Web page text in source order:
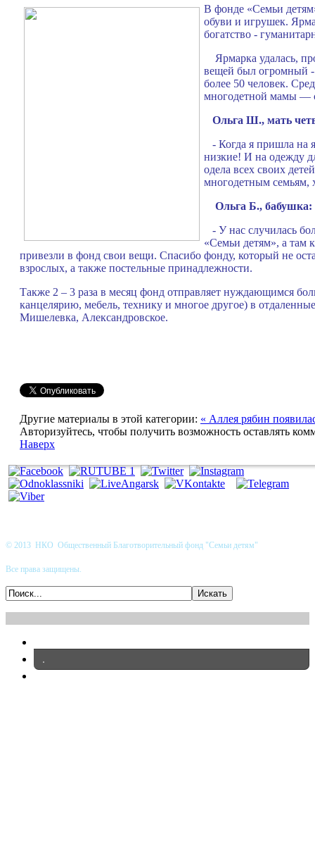
В фонде «Семьи
обуви и игрушек.
богатство -
Ярмарка удалась,
вещей был огромный -
более 50 человек.
многодетной мамы —
Ольга Ш., мать
- Когда я пришла на
низкие! И на одежду
одела всех своих
многодетным семьям,
Ольга Б., бабушка:
- У нас случилась
«Семьи детям», а там
привезли в фонд свои вещи. Спасибо фонду, который не
взрослых, а также постельные принадлежности.
Также 2 – 3 раза в месяц фонд отправляет нуждающимся
канцелярию, мебель, технику и многое другое) в
Мишелевка, Александровское.
Другие материалы в этой категории: « Аллея рябин
Авторизуйтесь, чтобы получить возможность оставлять
Наверх
© 2013 НКО Общественный Благотворительный фонд "Семьи детям"
Все права защищены.
.